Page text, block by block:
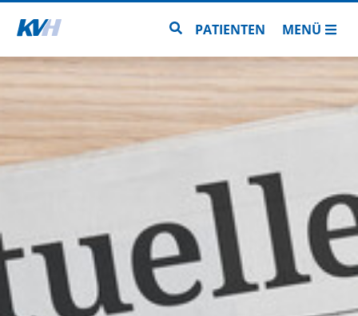
Zur Startseite Zur Seitensuche
PATIENTEN MENÜ